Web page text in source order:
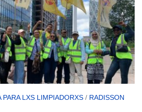
PARA LXS LIMPIADORXS / RADISSON